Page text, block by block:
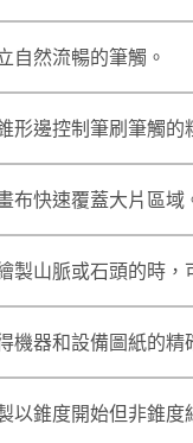
自然流暢的筆觸。
形邊控制筆刷筆觸的
布快速覆蓋大片區
製山脈或石頭的時
機器和設備圖紙的
以錐度開始但非錐度